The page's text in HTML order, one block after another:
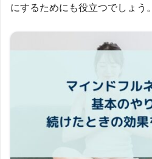
にするためにも役立つでしょう。